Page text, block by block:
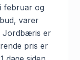
februar og
varer
Jordbæris er
pris er